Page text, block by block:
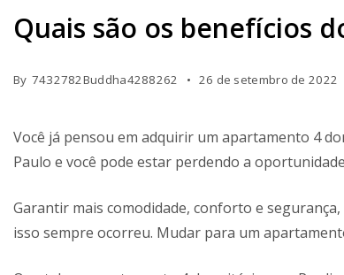
Quais são os benefícios
By 7432782Buddha4288262 26 de setembro de 2022
Você já pensou em adquirir um apartamento 4
Paulo e você pode estar perdendo a
Garantir mais comodidade, conforto e
isso sempre ocorreu. Mudar para um